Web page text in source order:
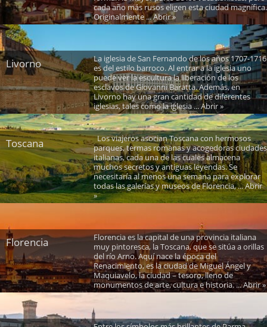
cada año más rusos eligen esta ciudad magnífica.
Originalmente ... Abrir »
Livorno
La iglesia de San Fernando de los años 1707-1716
es del estilo barroco. Al entrar a la iglesia uno
puede ver la escultura la liberación de los
esclavos de Giovanni Baratta. Además, en
Livorno hay una gran cantidad de diferentes
iglesias, tales como la iglesia ... Abrir »
Toscana
Los viajeros asocian Toscana con hermosos
parques, termas romanas y acogedoras ciudades
italianas, cada una de las cuales almacena
muchos secretos y antiguas leyendas. Se
necesitaría al menos una semana para explorar
todas las galerías y museos de Florencia, ... Abrir
»
Florencia
Florencia es la capital de una provincia italiana
muy pintoresca, la Toscana, que se sitúa a orillas
del río Arno. Aquí nace la época del
Renacimiento, es la ciudad de Miguel Ángel y
Maquiavelo, la ciudad – tesoro, lleno de
monumentos de arte, cultura e historia. ... Abrir »